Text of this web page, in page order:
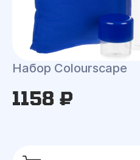
Набор Colourscape
1158 ₽